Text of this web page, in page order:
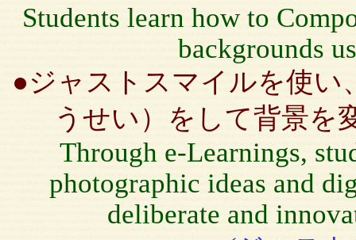
Students learn how to
backgrounds
●ジャストスマイルを使い
うせい）をして背景を
Through e-Learnings,
photographic ideas and
deliberate and